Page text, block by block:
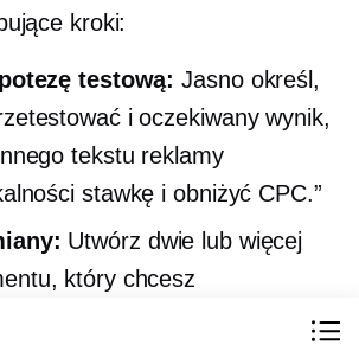
kroki:
testową: Jasno określ,
i oczekiwany wynik,
tekstu reklamy
stawkę i obniżyć CPC.”
Utwórz dwie lub więcej
który chcesz
Na przykład, jeśli testujesz